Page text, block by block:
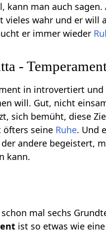
man auch
wahr und er will
er immer wieder
-
in introvertiert
will. Gut, nicht
sich bemüht, diese
öfters seine Ruhe. Und
andere begeistert,
kann.
mal sechs
ist so etwas wie